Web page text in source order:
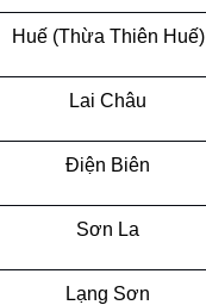
Huế (Thừa Thiên Huế)
Lai Châu
Điện Biên
Sơn La
Lạng Sơn